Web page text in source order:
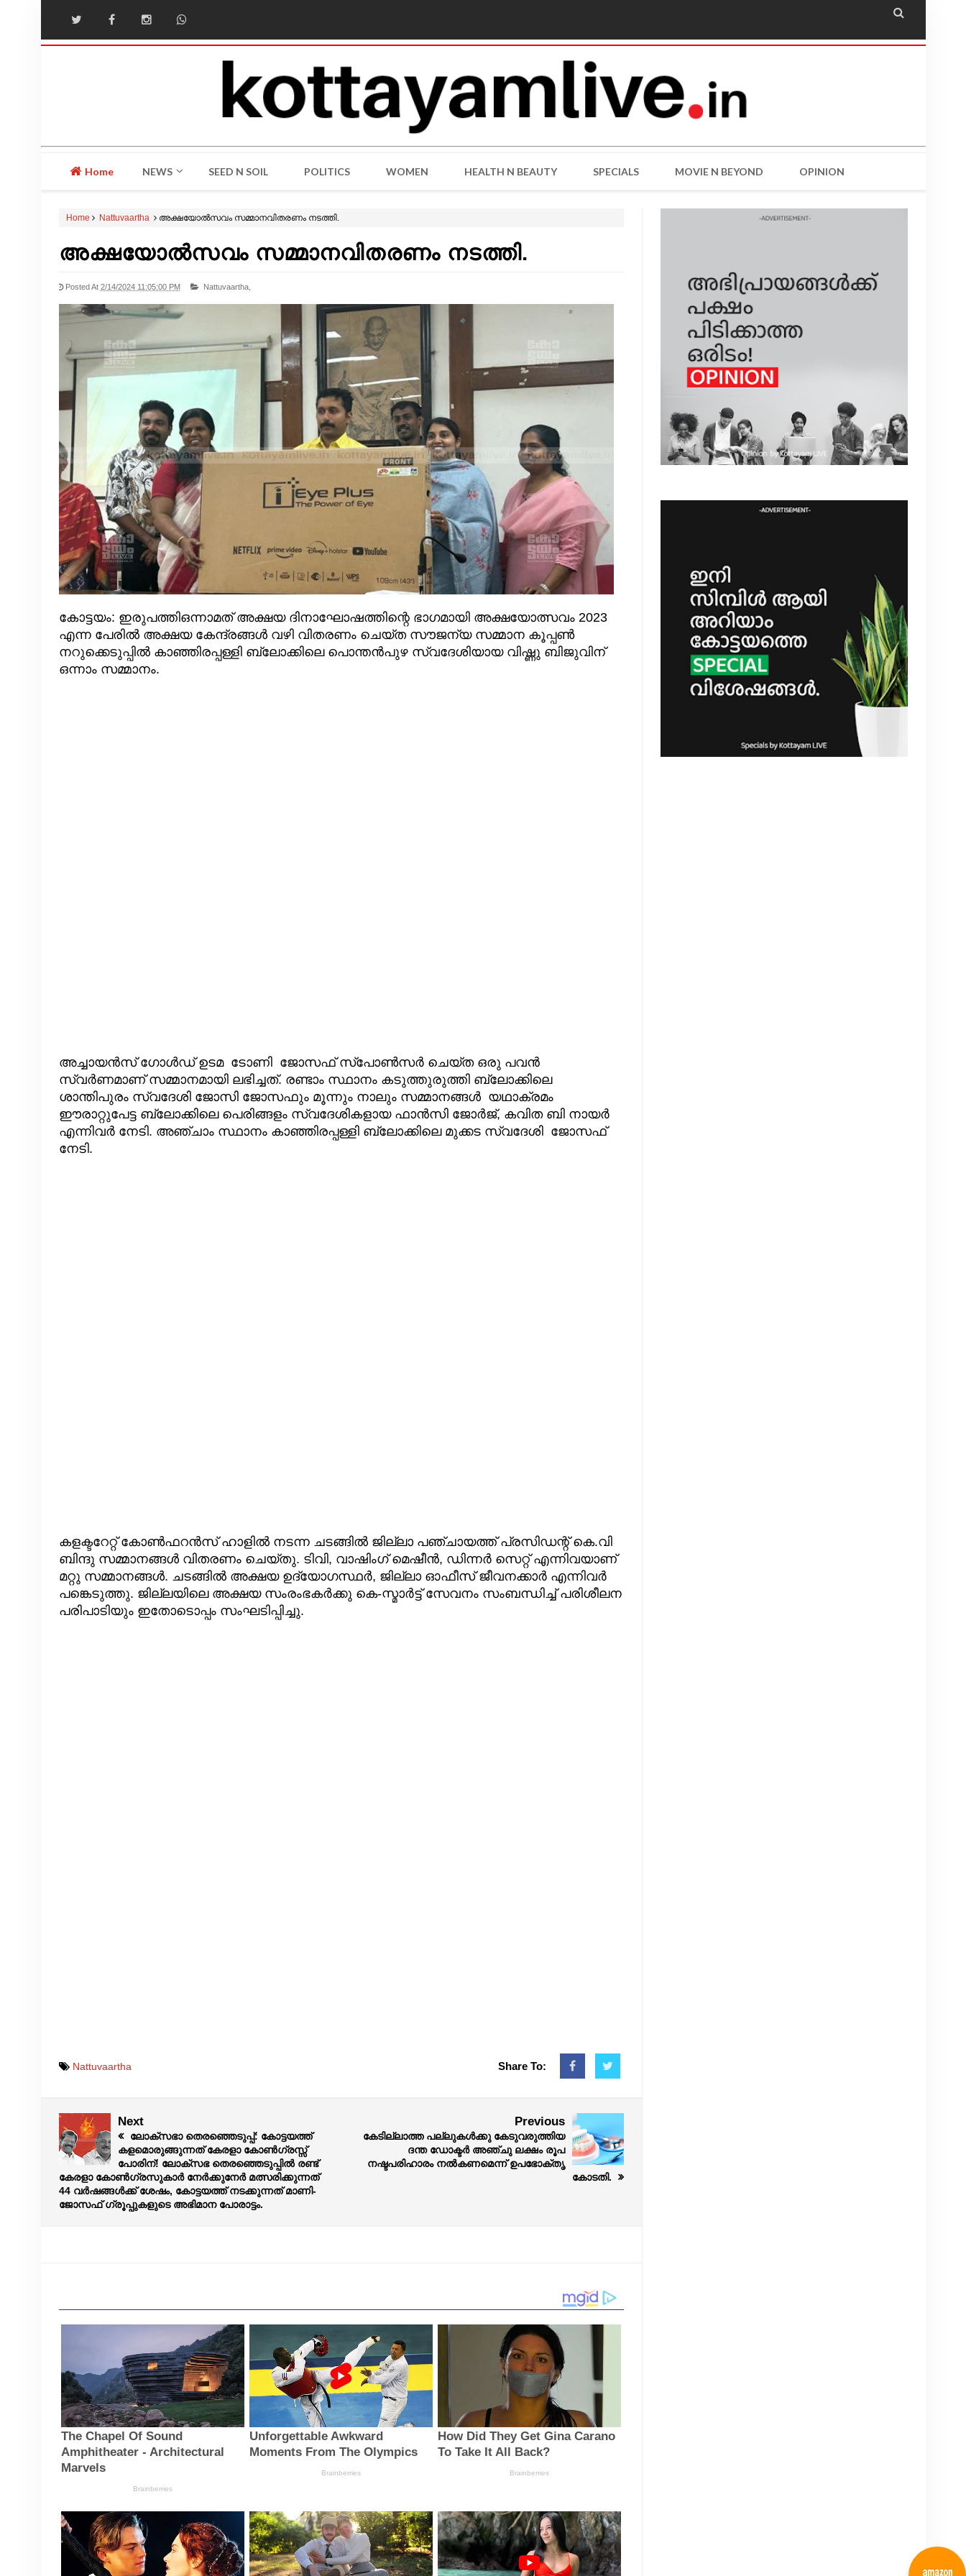

Home NEWS SEED N SOIL POLITICS WOMEN HEALTH N BEAUTY SPECIALS MOVIE N BEYOND OPINION
Home Nattuvaartha അക്ഷയോൽസവം സമ്മാനവിതരണം നടത്തി.
അക്ഷയോൽസവം സമ്മാനവിതരണം നടത്തി.
Posted At 2/14/2024 11:05:00 PM Nattuvaartha,
കോട്ടയം: ഇരുപത്തിഒന്നാമത് അക്ഷയ ദിനാഘോഷത്തിന്റെ ഭാഗമായി അക്ഷയോത്സവം 2023
എന്ന പേരിൽ അക്ഷയ കേന്ദ്രങ്ങൾ വഴി വിതരണം ചെയ്ത സൗജന്യ സമ്മാന കൂപ്പൺ
നറുക്കെടുപ്പിൽ കാഞ്ഞിരപ്പള്ളി ബ്ലോക്കിലെ പൊന്തൻപുഴ സ്വദേശിയായ വിഷ്ണു ബിജുവിന്
ഒന്നാം സമ്മാനം.
അച്ചായൻസ് ഗോൾഡ് ഉടമ ടോണി ജോസഫ് സ്പോൺസർ ചെയ്ത ഒരു പവൻ
സ്വർണമാണ് സമ്മാനമായി ലഭിച്ചത്. രണ്ടാം സ്ഥാനം കടുത്തുരുത്തി ബ്ലോക്കിലെ
ശാന്തിപുരം സ്വദേശി ജോസി ജോസഫും മൂന്നും നാലും സമ്മാനങ്ങൾ യഥാക്രമം
ഈരാറ്റുപേട്ട ബ്ലോക്കിലെ പെരിങ്ങളം സ്വദേശികളായ ഫാൻസി ജോർജ്, കവിത ബി നായർ
എന്നിവർ നേടി. അഞ്ചാം സ്ഥാനം കാഞ്ഞിരപ്പള്ളി ബ്ലോക്കിലെ മുക്കട സ്വദേശി ജോസഫ്
നേടി.
കളക്ടറേറ്റ് കോൺഫറൻസ് ഹാളിൽ നടന്ന ചടങ്ങിൽ ജില്ലാ പഞ്ചായത്ത് പ്രസിഡന്റ് കെ.വി
ബിന്ദു സമ്മാനങ്ങൾ വിതരണം ചെയ്തു. ടിവി, വാഷിംഗ് മെഷീൻ, ഡിന്നർ സെറ്റ് എന്നിവയാണ്
മറ്റു സമ്മാനങ്ങൾ. ചടങ്ങിൽ അക്ഷയ ഉദ്യോഗസ്ഥർ, ജില്ലാ ഓഫീസ് ജീവനക്കാർ എന്നിവർ
പങ്കെടുത്തു. ജില്ലയിലെ അക്ഷയ സംരംഭകർക്കു കെ-സ്മാർട്ട് സേവനം സംബന്ധിച്ച് പരിശീലന
പരിപാടിയും ഇതോടൊപ്പം സംഘടിപ്പിച്ചു.
Nattuvaartha Share To:
Next
ലോക്സഭാ തെരഞ്ഞെടുപ്പ്: കോട്ടയത്ത്
കളമൊരുങ്ങുന്നത് കേരളാ കോൺഗ്രസ്സ്
പോരിന്! ലോക്സഭ തെരഞ്ഞെടുപ്പില്‍ രണ്ട്
കേരളാ കോണ്‍ഗ്രസുകാര്‍ നേര്‍ക്കുനേര്‍ മത്സരിക്കുന്നത്
44 വര്‍ഷങ്ങള്‍ക്ക് ശേഷം, കോട്ടയത്ത് നടക്കുന്നത് മാണി-
ജോസഫ് ഗ്രൂപ്പുകളുടെ അഭിമാന പോരാട്ടം.
Previous
കേടില്ലാത്ത പല്ലുകൾക്കു കേടുവരുത്തിയ
ദന്ത ഡോക്ടർ അഞ്ചു ലക്ഷം രൂപ
നഷ്ടപരിഹാരം നൽകണമെന്ന് ഉപഭോക്തൃ
കോടതി.